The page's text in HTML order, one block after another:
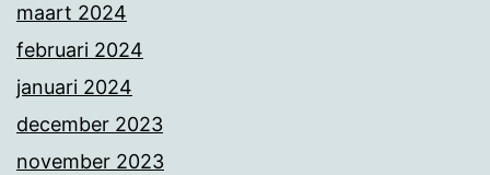
maart 2024
februari 2024
januari 2024
december 2023
november 2023